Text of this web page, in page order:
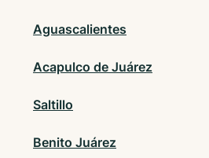
Aguascalientes
Acapulco de Juárez
Saltillo
Benito Juárez